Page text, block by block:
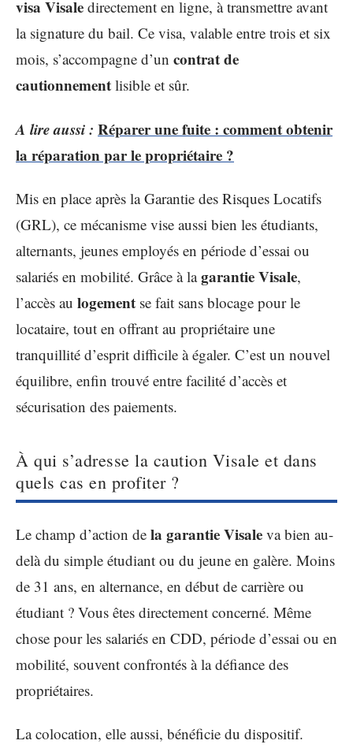
visa Visale directement en ligne, à transmettre avant
la signature du bail. Ce visa, valable entre trois et six
mois, s’accompagne d’un contrat de
cautionnement lisible et sûr.
A lire aussi : Réparer une fuite : comment obtenir
la réparation par le propriétaire ?
Mis en place après la Garantie des Risques Locatifs
(GRL), ce mécanisme vise aussi bien les étudiants,
alternants, jeunes employés en période d’essai ou
salariés en mobilité. Grâce à lagarantie Visale,
l’accès au logement se fait sans blocage pour le
locataire, tout en offrant au propriétaire une
tranquillité d’esprit difficile à égaler. C’est un nouvel
équilibre, enfin trouvé entre facilité d’accès et
sécurisation des paiements.
À qui s’adresse la caution Visale et dans
quels cas en profiter ?
Le champ d’action de la garantie Visale va bien au-
delà du simple étudiant ou du jeune en galère. Moins
de 31 ans, en alternance, en début de carrière ou
étudiant ? Vous êtes directement concerné. Même
chose pour les salariés en CDD, période d’essai ou en
mobilité, souvent confrontés à la défiance des
propriétaires.
La colocation, elle aussi, bénéficie du dispositif.